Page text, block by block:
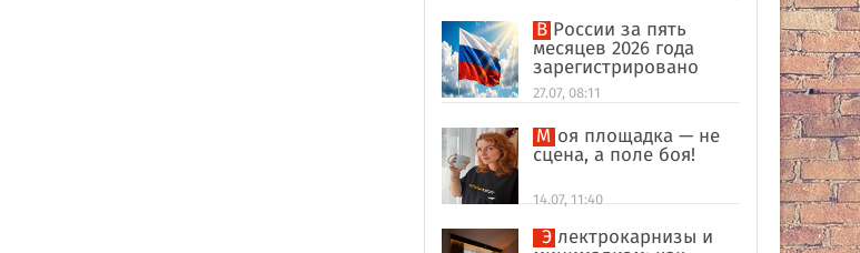
В России за пять
месяцев 2026 года
зарегистрировано
рекордное число
иностранных
компаний
27.07, 08:11
Моя площадка — не
сцена, а поле боя!
14.07, 11:40
Электрокарнизы и